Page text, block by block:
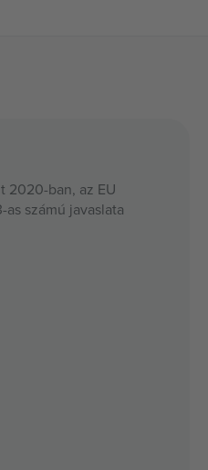
2020-ban, az EU
számú javaslata